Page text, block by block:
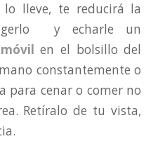
lleve, te reducirá la
y echarle un
móvil en el bolsillo del
constantemente o
para cenar o comer no
Retíralo de tu vista,